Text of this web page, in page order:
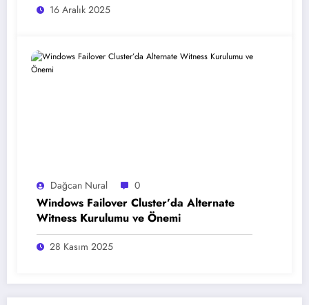
16 Aralık 2025
Dağcan Nural 0
Windows Failover Cluster’da Alternate
Witness Kurulumu ve Önemi
28 Kasım 2025